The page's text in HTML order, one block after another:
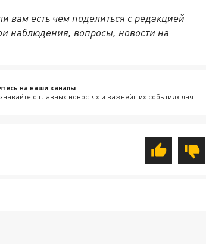
вам есть чем поделиться с редакцией
наблюдения, вопросы, новости на
на наши каналы
о главных новостях и важнейших событиях дня.